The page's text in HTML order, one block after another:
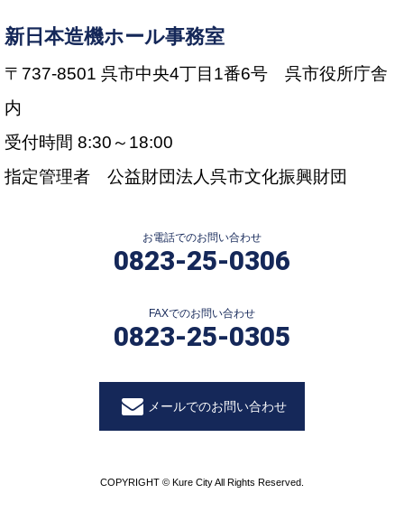
新日本造機ホール事務室
〒737-8501 呉市中央4丁目1番6号 呉市役所庁舎
内
受付時間 8:30～18:00
指定管理者 公益財団法人呉市文化振興財団
お電話でのお問い合わせ
0823-25-0306
FAXでのお問い合わせ
0823-25-0305
メールでのお問い合わせ
COPYRIGHT © Kure City All Rights Reserved.